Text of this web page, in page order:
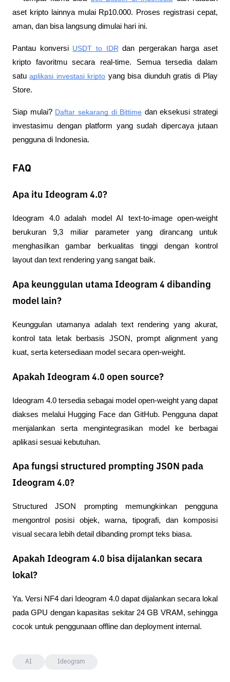
aset kripto lainnya mulai Rp10.000. Proses registrasi cepat,
aman, dan bisa langsung dimulai hari ini.
Pantau konversi USDT to IDR dan pergerakan harga aset
kripto favoritmu secara real-time. Semua tersedia dalam
satu aplikasi investasi kripto yang bisa diunduh gratis di Play
Store.
Siap mulai? Daftar sekarang di Bittime dan eksekusi strategi
investasimu dengan platform yang sudah dipercaya jutaan
pengguna di Indonesia.
FAQ
Apa itu Ideogram 4.0?
Ideogram 4.0 adalah model AI text-to-image open-weight
berukuran 9,3 miliar parameter yang dirancang untuk
menghasilkan gambar berkualitas tinggi dengan kontrol
layout dan text rendering yang sangat baik.
Apa keunggulan utama Ideogram 4 dibanding
model lain?
Keunggulan utamanya adalah text rendering yang akurat,
kontrol tata letak berbasis JSON, prompt alignment yang
kuat, serta ketersediaan model secara open-weight.
Apakah Ideogram 4.0 open source?
Ideogram 4.0 tersedia sebagai model open-weight yang dapat
diakses melalui Hugging Face dan GitHub. Pengguna dapat
menjalankan serta mengintegrasikan model ke berbagai
aplikasi sesuai kebutuhan.
Apa fungsi structured prompting JSON pada
Ideogram 4.0?
Structured JSON prompting memungkinkan pengguna
mengontrol posisi objek, warna, tipografi, dan komposisi
visual secara lebih detail dibanding prompt teks biasa.
Apakah Ideogram 4.0 bisa dijalankan secara
lokal?
Ya. Versi NF4 dari Ideogram 4.0 dapat dijalankan secara lokal
pada GPU dengan kapasitas sekitar 24 GB VRAM, sehingga
cocok untuk penggunaan offline dan deployment internal.
AI Ideogram